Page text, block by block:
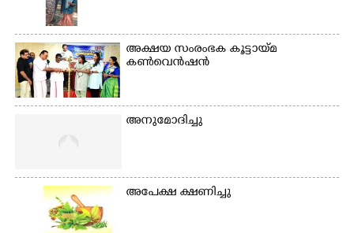
അക്ഷയ സംരംഭക കൂട്ടായ്മ
കൺവെൻഷൻ
അനുമോദിച്ചു
അപേക്ഷ ക്ഷണിച്ചു